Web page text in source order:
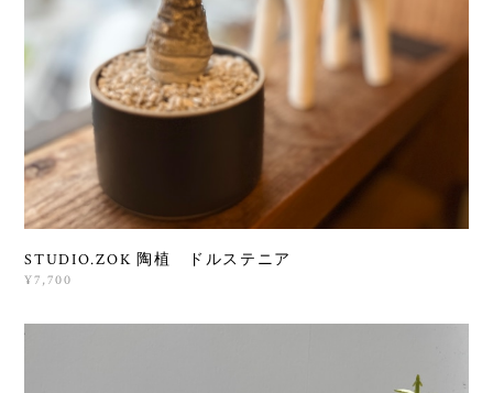
STUDIO.ZOK 陶植 ドルステニア
¥7,700